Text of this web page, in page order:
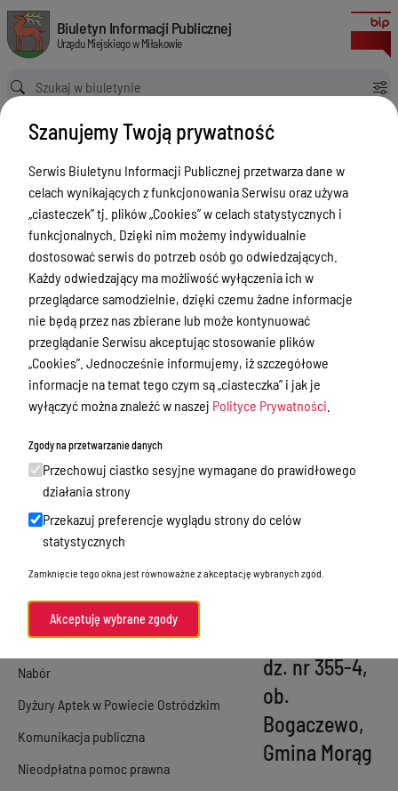
Obwieszczenie dot. wydania decyzji o lokalizacji inwestycji celu
Biuletyn Informacji Publicznej Urzędu Miejskiego w Miłakowie
Biuletyn Informacji Publicznej
Urzędu Miejskiego w Miłakowie
Ścieżka powrotu
Strona główna
Gospodarka nieruchomościami, budownictwo
Gospodarka nieruchomościami, budownictwo - Obwieszczenia
dot. lokalizacji inwestycji celu publicznego
Obwieszczenie dot. wydania decyzji o lokalizacji inwestycji celu publicznego na budowę pomostu na jeziorze Narie - dz. nr 355-4, ob. Bogaczewo, Gmina Morąg
Gospodarka nieruchomościami,
budownictwo - Obwieszczenia dot.
lokalizacji inwestycji celu
publicznego
Menu Przedmiotowe
Urząd Miejski w Miłakowie
Gmina Miłakowo
Zamówienia publiczne
Urząd Stanu Cywilnego
Ewidencja ludności, dowody osobiste,
działalność gospodarcza
Przetargi
Ogłoszenia
Petycje
Nabór
Dyżury Aptek w Powiecie Ostródzkim
Komunikacja publiczna
Nieodpłatna pomoc prawna
Wersja obowiązująca
z dnia25-10-2019
07:45:09
Drukuj
Obwieszczenie
decyzji o
inwestycji celu
budowę
dz. nr 355-4,
ob.
Bogaczewo,
Gmina Morąg
Szanujemy Twoją prywatność
Serwis Biuletynu Informacji Publicznej przetwarza dane w
celach wynikających z funkcjonowania Serwisu oraz używa
„ciasteczek” tj. plików „Cookies” w celach statystycznych i
funkcjonalnych. Dzięki nim możemy indywidualnie
dostosować serwis do potrzeb osób go odwiedzających.
Każdy odwiedzający ma możliwość wyłączenia ich w
przeglądarce samodzielnie, dzięki czemu żadne informacje
nie będą przez nas zbierane lub może kontynuować
przeglądanie Serwisu akceptując stosowanie plików
„Cookies”. Jednocześnie informujemy, iż szczegółowe
informacje na temat tego czym są „ciasteczka” i jak je
wyłączyć można znaleźć w naszej Polityce Prywatności
Zgody na przetwarzanie danych
Przechowuj ciastko sesyjne wymagane do prawidłowego
działania strony
Przekazuj preferencje wyglądu strony do celów
statystycznych
Zamknięcie tego okna jest równoważne z akceptację wybranych zgód.
Akceptuję wybrane zgody